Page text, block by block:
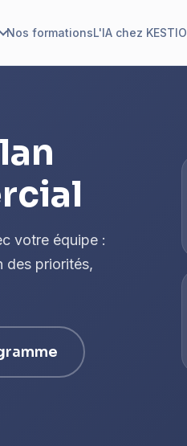
Nos formationsL'IA chez KESTIO
votre équipe :
des priorités,